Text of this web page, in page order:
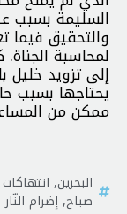
السليمة بسبب
والتحقيق
لمحاسبة
إلى تزويد خليل
يحتاجها بسبب
ممكن من
البحرين,
صباح,إضرام النّار